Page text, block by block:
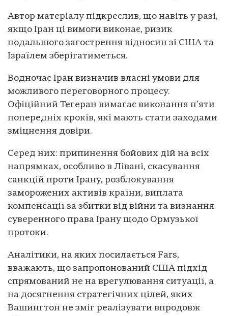
Автор матеріалу підкреслив, що навіть у разі,
якщо Іран ці вимоги виконає, ризик
подальшого загострення відносин зі США та
Ізраїлем зберігатиметься.
Водночас Іран визначив власні умови для
можливого переговорного процесу.
Офіційний Тегеран вимагає виконання п’яти
попередніх кроків, які мають стати заходами
зміцнення довіри.
Серед них: припинення бойових дій на всіх
напрямках, особливо в Лівані, скасування
санкцій проти Ірану, розблокування
заморожених активів країни, виплата
компенсації за збитки від війни та визнання
суверенного права Ірану щодо Ормузької
протоки.
Аналітики, на яких посилається Fars,
вважають, що запропонований США підхід
спрямований не на врегулювання ситуації, а
на досягнення стратегічних цілей, яких
Вашингтон не зміг реалізувати впродовж